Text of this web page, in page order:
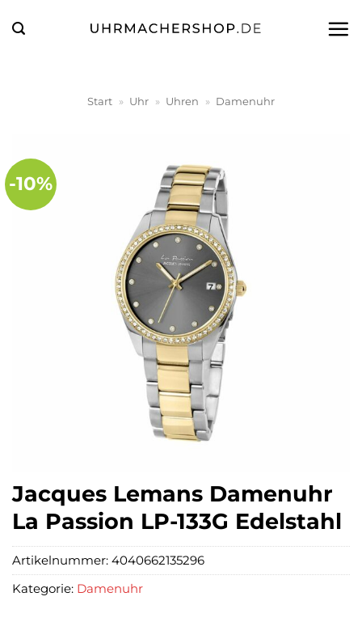
Inhalt
Start » Uhr » Uhren » Damenuhr
-10%
Jacques Lemans Damenuhr
La Passion LP-133G Edelstahl
Artikelnummer: 4040662135296
Kategorie: Damenuhr